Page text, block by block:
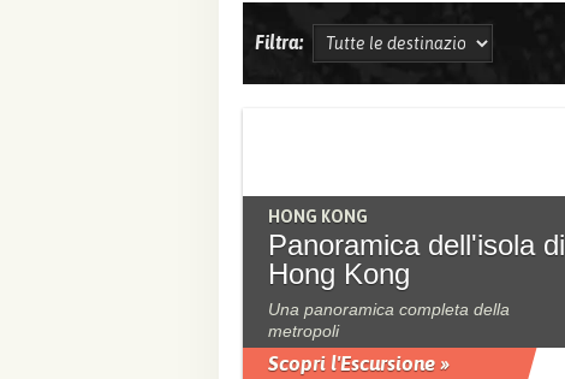
Filtra:
HONG KONG
Panoramica dell'isola di
Hong Kong
Una panoramica completa della
metropoli
Scopri l'Escursione »